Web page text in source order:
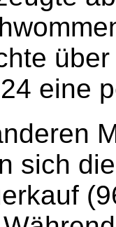
eine
sich